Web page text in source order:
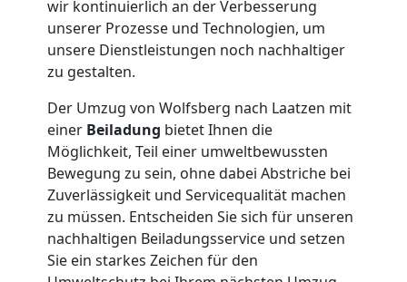
wir kontinuierlich an der Verbesserung
unserer Prozesse und Technologien, um
unsere Dienstleistungen noch nachhaltiger
zu gestalten.
Der Umzug von Wolfsberg nach Laatzen mit
einer Beiladung bietet Ihnen die
Möglichkeit, Teil einer umweltbewussten
Bewegung zu sein, ohne dabei Abstriche bei
Zuverlässigkeit und Servicequalität machen
zu müssen. Entscheiden Sie sich für unseren
nachhaltigen Beiladungsservice und setzen
Sie ein starkes Zeichen für den
für
Senioren
Wolfsberg
Fernumzug